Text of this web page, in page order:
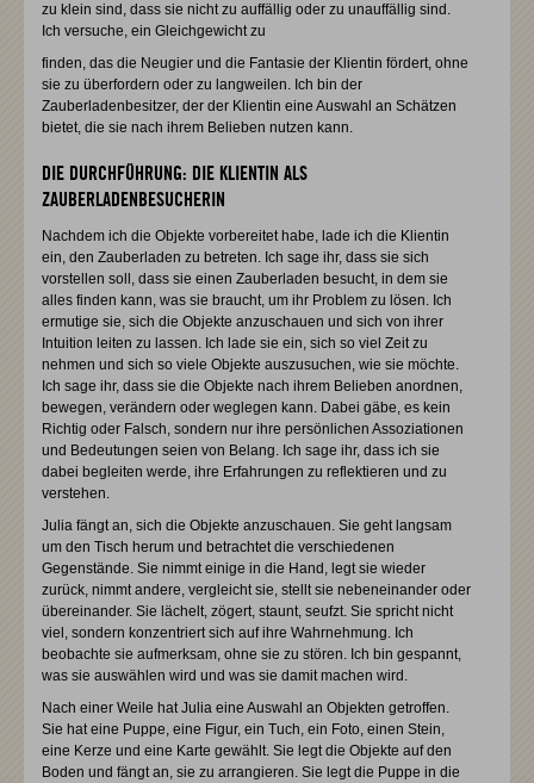
zu klein sind, dass sie nicht zu auffällig oder zu unauffällig sind.
Ich versuche, ein Gleichgewicht zu
finden, das die Neugier und die Fantasie der Klientin fördert, ohne
sie zu überfordern oder zu langweilen. Ich bin der
Zauberladenbesitzer, der der Klientin eine Auswahl an Schätzen
bietet, die sie nach ihrem Belieben nutzen kann.
DIE DURCHFÜHRUNG: DIE KLIENTIN ALS
ZAUBERLADENBESUCHERIN
Nachdem ich die Objekte vorbereitet habe, lade ich die Klientin
ein, den Zauberladen zu betreten. Ich sage ihr, dass sie sich
vorstellen soll, dass sie einen Zauberladen besucht, in dem sie
alles finden kann, was sie braucht, um ihr Problem zu lösen. Ich
ermutige sie, sich die Objekte anzuschauen und sich von ihrer
Intuition leiten zu lassen. Ich lade sie ein, sich so viel Zeit zu
nehmen und sich so viele Objekte auszusuchen, wie sie möchte.
Ich sage ihr, dass sie die Objekte nach ihrem Belieben anordnen,
bewegen, verändern oder weglegen kann. Dabei gäbe, es kein
Richtig oder Falsch, sondern nur ihre persönlichen Assoziationen
und Bedeutungen seien von Belang. Ich sage ihr, dass ich sie
dabei begleiten werde, ihre Erfahrungen zu reflektieren und zu
verstehen.
Julia fängt an, sich die Objekte anzuschauen. Sie geht langsam
um den Tisch herum und betrachtet die verschiedenen
Gegenstände. Sie nimmt einige in die Hand, legt sie wieder
zurück, nimmt andere, vergleicht sie, stellt sie nebeneinander oder
übereinander. Sie lächelt, zögert, staunt, seufzt. Sie spricht nicht
viel, sondern konzentriert sich auf ihre Wahrnehmung. Ich
beobachte sie aufmerksam, ohne sie zu stören. Ich bin gespannt,
was sie auswählen wird und was sie damit machen wird.
Nach einer Weile hat Julia eine Auswahl an Objekten getroffen.
Sie hat eine Puppe, eine Figur, ein Tuch, ein Foto, einen Stein,
eine Kerze und eine Karte gewählt. Sie legt die Objekte auf den
Boden und fängt an, sie zu arrangieren. Sie legt die Puppe in die